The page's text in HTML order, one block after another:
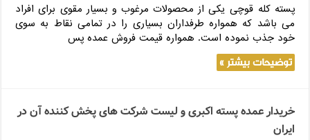
پسته کله قوچی یکی از محصولات مرغوب و بسیار مقوی برای افراد
می باشد که همواره طرفداران بسیاری را در تمامی نقاط به سوی
خود جذب نموده است. همواره قیمت فروش عمده پس
توضیحات بیشتر »
خریدار عمده پسته اکبری و لیست شرکت های پخش کننده آن در
ایران